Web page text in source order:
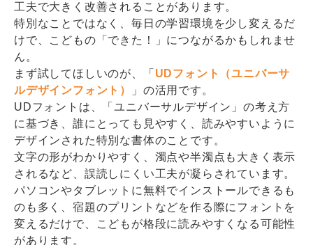
工夫で大きく改善されることがあります。
特別なことではなく、毎日の学習環境を少し変えるだ
けで、こどもの「できた！」につながるかもしれませ
ん。
まず試してほしいのが、「 UDフォント（ユニバーサ
ルデザインフォント）
」の活用です。
UDフォントは、「ユニバーサルデザイン」の考え方
に基づき、誰にとっても見やすく、読みやすいように
デザインされた特別な書体のことです。
文字の形がわかりやすく、濁点や半濁点も大きく表示
されるなど、誤読しにくい工夫が凝らされています。
パソコンやタブレットに無料でインストールできるも
のも多く、宿題のプリントなどを作る際にフォントを
変えるだけで、こどもが格段に読みやすくなる可能性
があります。